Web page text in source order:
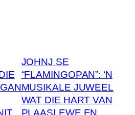
JOHNJ SE
“FLAMINGOPAN”: ‘N
MUSIKALE JUWEEL
WAT DIE HART VAN
PLAASLEWE EN